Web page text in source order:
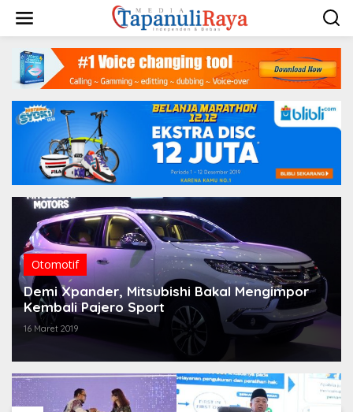
konten
Otomotif
Demi Xpander, Mitsubishi Bakal Mengimpor
Kembali Pajero Sport
16 Maret 2019